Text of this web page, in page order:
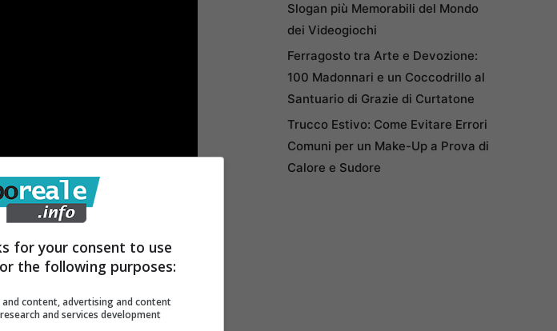
scorso,
del podismo locale e, in
offerto una prestigiosa
di corsa per gli alunni
superiori, convegno su
Slogan più Memorabili del Mondo
dei Videogiochi
Ferragosto tra Arte e Devozione:
100 Madonnari e un Coccodrillo al
Santuario di Grazie di Curtatone
Trucco Estivo: Come Evitare Errori
Comuni per un Make-Up a Prova di
Calore e Sudore
for your consent to use
the following purposes:
content, advertising and content
and services development